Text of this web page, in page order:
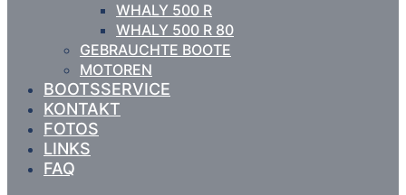
WHALY 500 R
WHALY 500 R 80
GEBRAUCHTE BOOTE
MOTOREN
BOOTSSERVICE
KONTAKT
FOTOS
LINKS
FAQ